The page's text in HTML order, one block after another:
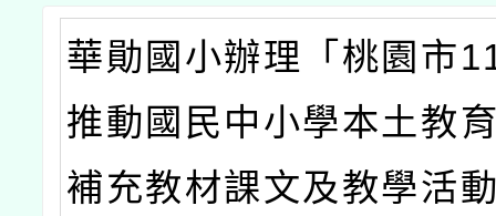
華勛國小辦理「桃園市
推動國民中小學本土教
補充教材課文及教學活